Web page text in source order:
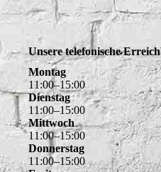
Unsere telefonische
Montag
11:00–15:00
Dienstag
11 :00–15:00
Mittwoch
11:00–15:00
Donnerstag
11 :00–15:00